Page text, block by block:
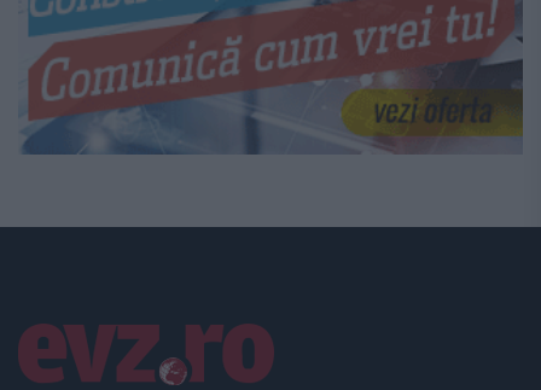
Linkuri utile